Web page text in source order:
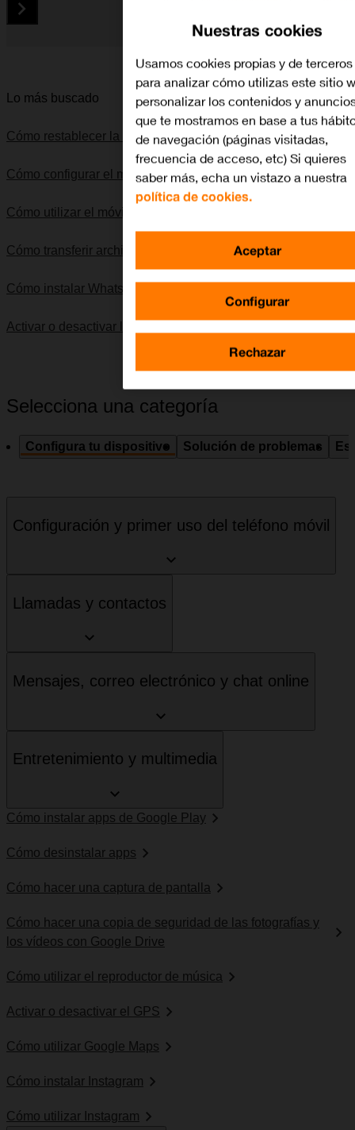
Lo más buscado
Cómo restablecer la configuración predeterminada
Cómo configurar el móvil para internet
Cómo utilizar el móvil como punto de acceso Wi-Fi
Cómo transferir archivos entre el ordenador y el móvil
Cómo instalar WhatsApp Messenger
Activar o desactivar la identificación de llamadas
Selecciona una categoría
Configura tu dispositivo Solución de problemas
Configuración y primer uso del teléfono móvil
Llamadas y contactos
Mensajes, correo electrónico y chat online
Entretenimiento y multimedia
Cómo instalar apps de Google Play
Cómo desinstalar apps
Cómo hacer una captura de pantalla
Cómo hacer una copia de seguridad de las fotografías y
los vídeos con Google Drive
Cómo utilizar el reproductor de música
Activar o desactivar el GPS
Cómo utilizar Google Maps
Cómo instalar Instagram
Cómo utilizar Instagram
Nuestras cookies
Usamos cookies propias y de terceros
para analizar cómo utilizas este sitio
personalizar los contenidos y
que te mostramos en base a tus
de navegación (páginas visitadas,
frecuencia de acceso, etc) Si quieres
saber más, echa un vistazo a nuestra
política de cookies.
Configurar
Rechazar
Aceptar